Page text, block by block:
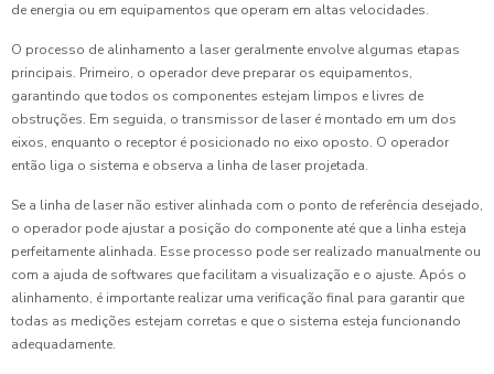
de energia ou em equipamentos que operam em altas velocidades.
O processo de alinhamento a laser geralmente envolve algumas etapas
principais. Primeiro, o operador deve preparar os equipamentos,
garantindo que todos os componentes estejam limpos e livres de
obstruções. Em seguida, o transmissor de laser é montado em um dos
eixos, enquanto o receptor é posicionado no eixo oposto. O operador
então liga o sistema e observa a linha de laser projetada.
Se a linha de laser não estiver alinhada com o ponto de referência desejado,
o operador pode ajustar a posição do componente até que a linha esteja
perfeitamente alinhada. Esse processo pode ser realizado manualmente ou
com a ajuda de softwares que facilitam a visualização e o ajuste. Após o
alinhamento, é importante realizar uma verificação final para garantir que
todas as medições estejam corretas e que o sistema esteja funcionando
adequadamente.